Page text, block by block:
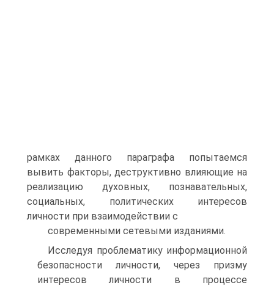
рамках данного параграфа попытаемся
вывить факторы, деструктивно влияющие на
реализацию духовных, познавательных,
социальных, политических интересов
личности при взаимодействии с
современными сетевыми изданиями.
Исследуя проблематику информационной
безопасности личности, через призму
интересов личности в процессе